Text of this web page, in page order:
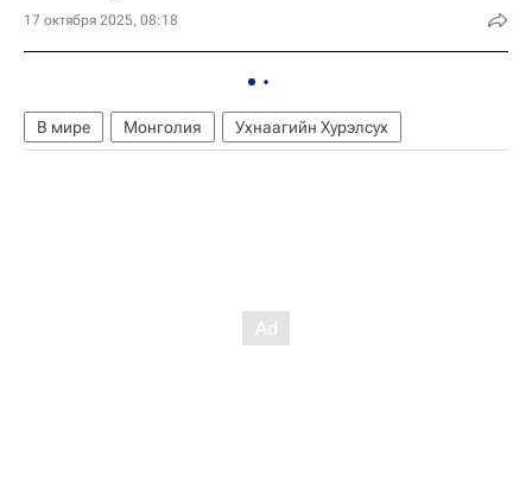
17 октября 2025, 08:18
В мире Монголия Ухнаагийн Хурэлсух